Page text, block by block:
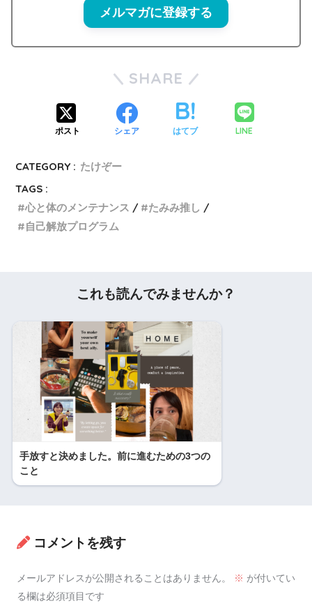
メルマガに登録する
SHARE
ポスト シェア はてブ LINE
CATEGORY : たけぞー
TAGS :
心と体のメンテナンス
たみみ推し
自己解放プログラム
これも読んでみませんか？
手放すと決めました。前に進むための3つの
こと
コメントを残す
メールアドレスが公開されることはありません。 ※ が付いてい
る欄は必須項目です